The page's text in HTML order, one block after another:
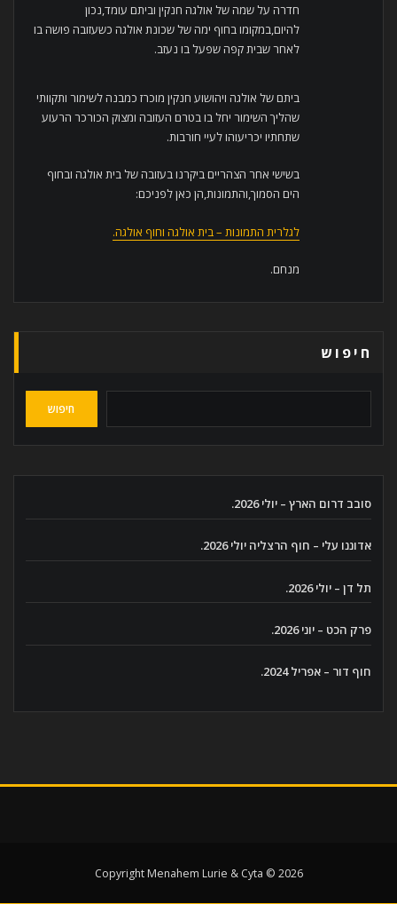
חדרה על שמה של אולגה חנקין וביתם עומד,נכון
להיום,במקומו בחוף ימה של שכונת אולגה כשעזובה פושה בו
לאחר שבית קפה שפעל בו נעזב.
ביתם של אולגה ויהושוע חנקין מוכרז כמבנה לשימור ותקוותי
שהליך השימור יחל בו בטרם העזובה ומצוק הכורכר הרעוע
שתחתיו יכריעוהו לעיי חורבות.
בשישי אחר הצהריים ביקרנו בעזובה של בית אולגה ובחוף
הים הסמוך,והתמונות,הן כאן לפניכם:
לגלרית התמונות – בית אולגה וחוף אולגה.
מנחם.
חיפוש
חיפוש
סובב דרום הארץ – יולי 2026.
אדוננו עלי – חוף הרצליה יולי 2026.
תל דן – יולי 2026.
פרק הכט – יוני 2026.
חוף דור – אפריל 2024.
Copyright Menahem Lurie & Cyta © 2026